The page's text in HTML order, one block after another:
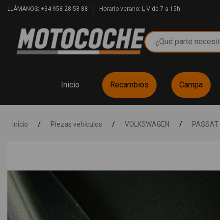
LLÁMANOS: +34 958 28 58 88 Horario verano: L-V de 7 a 15h
Inicio Recambios Campa
Inicio / Piezas vehículos / VOLKSWAGEN /